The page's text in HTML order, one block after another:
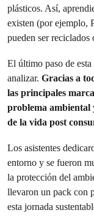
plásticos. Así,
existen (por ejemplo,
pueden ser reciclados
El último paso de
analizar. Gracias a
las principales
problema ambiental
de la vida post
Los asistentes
entorno y se fueron
la protección del
llevaron un pack con
esta jornada